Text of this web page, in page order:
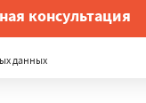
данных